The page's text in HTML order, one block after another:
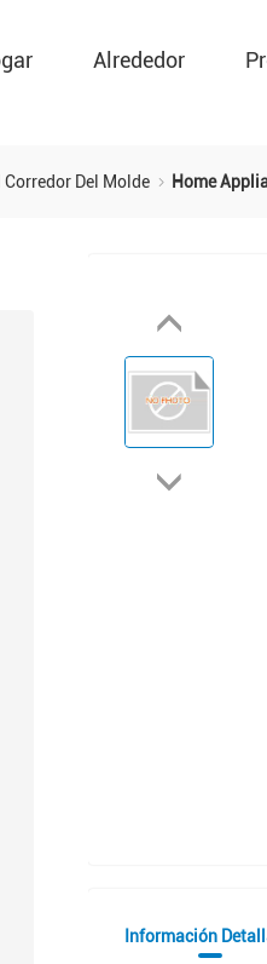
Alrededor
Corredor Del Molde Home
Información